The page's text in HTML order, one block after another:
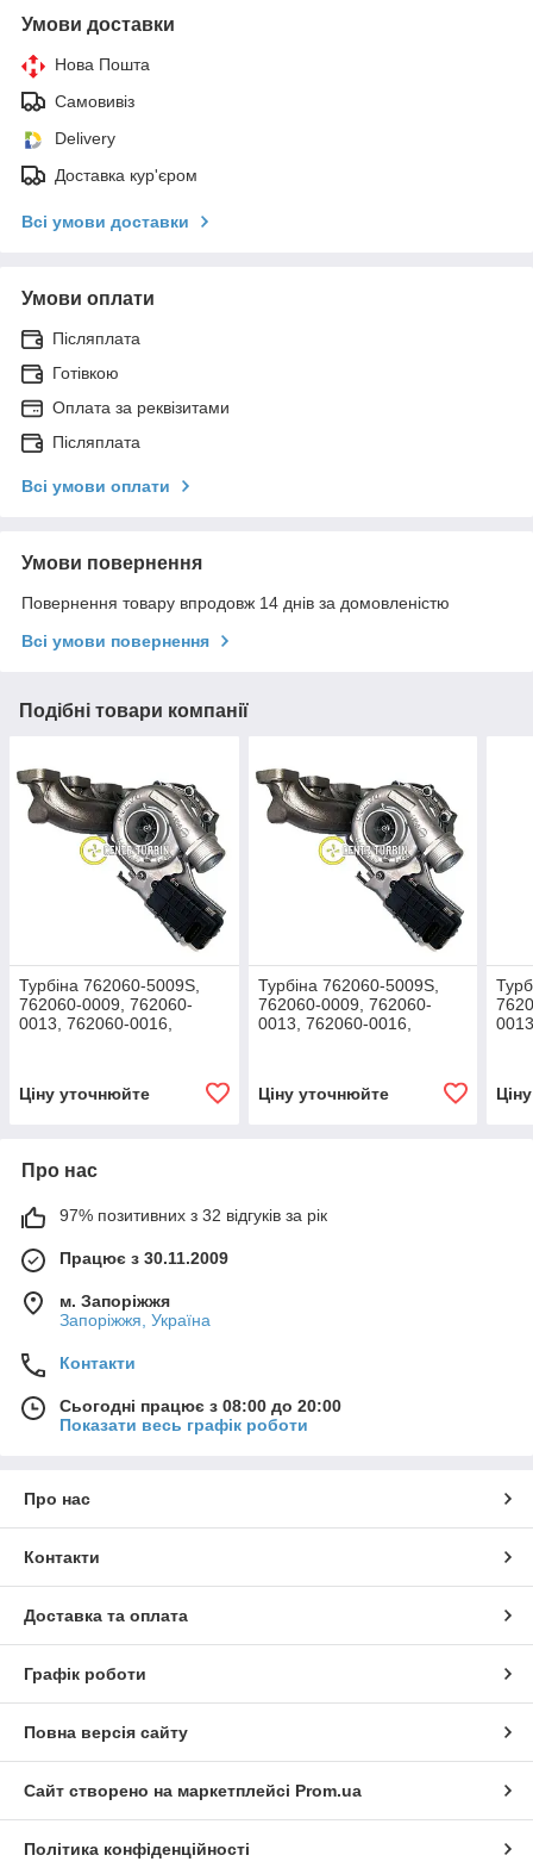
Умови доставки
Нова Пошта
Самовивіз
Delivery
Доставка кур'єром
Всі умови доставки
Умови оплати
Післяплата
Готівкою
Оплата за реквізитами
Післяплата
Всі умови оплати
Умови повернення
Повернення товару впродовж 14 днів за домовленістю
Всі умови повернення
Подібні товари компанії
Турбіна 762060-5009S,
762060-0009, 762060-
0013, 762060-0016,
Ціну уточнюйте
Турбіна 762060-5009S,
762060-0009, 762060-
0013, 762060-0016,
Ціну уточнюйте
Про нас
97% позитивних з 32 відгуків за рік
Працює з 30.11.2009
м. Запоріжжя
Запоріжжя, Україна
Контакти
Сьогодні працює з 08:00 до 20:00
Показати весь графік роботи
Про нас
Контакти
Доставка та оплата
Графік роботи
Повна версія сайту
Сайт створено на маркетплейсі Prom.ua
Політика конфіденційності